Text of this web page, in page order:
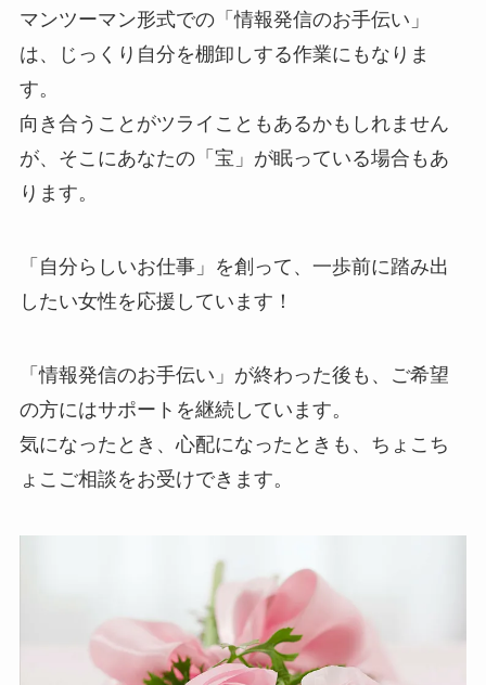
マンツーマン形式での「情報発信のお手伝い」
は、じっくり自分を棚卸しする作業にもなりま
す。
向き合うことがツライこともあるかもしれません
が、そこにあなたの「宝」が眠っている場合もあ
ります。
「自分らしいお仕事」を創って、一歩前に踏み出
したい女性を応援しています！
「情報発信のお手伝い」が終わった後も、ご希望
の方にはサポートを継続しています。
気になったとき、心配になったときも、ちょこち
ょこご相談をお受けできます。